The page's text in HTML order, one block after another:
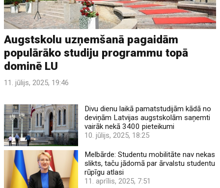
Augstskolu uzņemšanā pagaidām
populārāko studiju programmu topā
dominē LU
11. jūlijs, 2025, 19:46
Divu dienu laikā pamatstudijām kādā no
deviņām Latvijas augstskolām saņemti
vairāk nekā 3400 pieteikumi
10. jūlijs, 2025, 18:25
Melbārde: Studentu mobilitāte nav nekas
slikts, taču jādomā par ārvalstu studentu
rūpīgu atlasi
11. aprīlis, 2025, 7:51